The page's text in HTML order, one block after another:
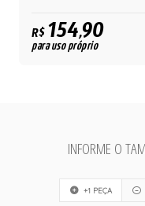
R$154,90
para uso próprio
INFORME O
+1 PEÇA